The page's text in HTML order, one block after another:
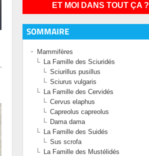
ET MOI DANS TOUT ÇA ?
SOMMAIRE
Mammifères
La Famille des Sciuridés
Sciurillus pusillus
Sciurus vulgaris
La Famille des Cervidés
Cervus elaphus
Capreolus capreolus
Dama dama
La Famille des Suidés
Sus scrofa
La Famille des Mustélidés